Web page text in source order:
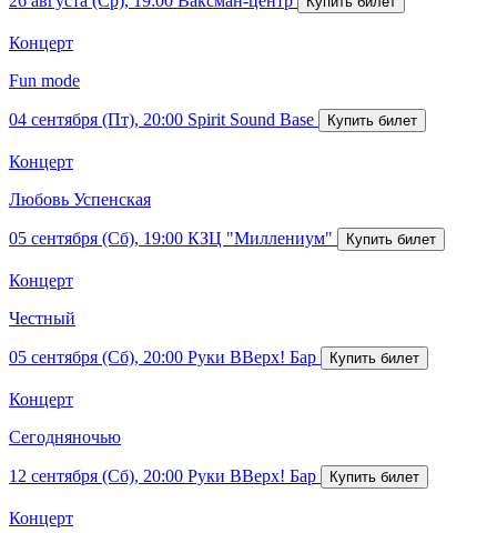
Концерт
Fun mode
04 сентября (Пт), 20:00 Spirit Sound Base
Концерт
Любовь Успенская
05 сентября (Сб), 19:00 КЗЦ "Миллениум"
Концерт
Честный
05 сентября (Сб), 20:00 Руки ВВерх! Бар
Концерт
Сегодняночью
12 сентября (Сб), 20:00 Руки ВВерх! Бар
Концерт